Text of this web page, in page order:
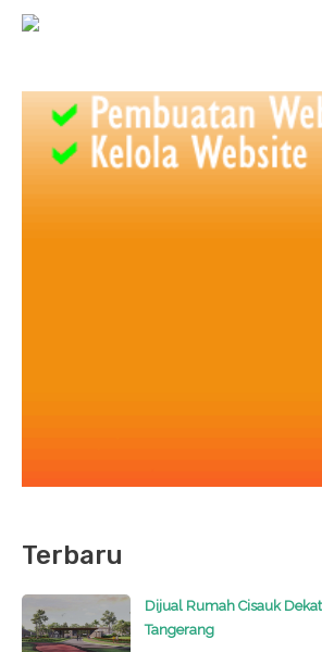
Terbaru
Dijual Rumah Cisauk
Tangerang